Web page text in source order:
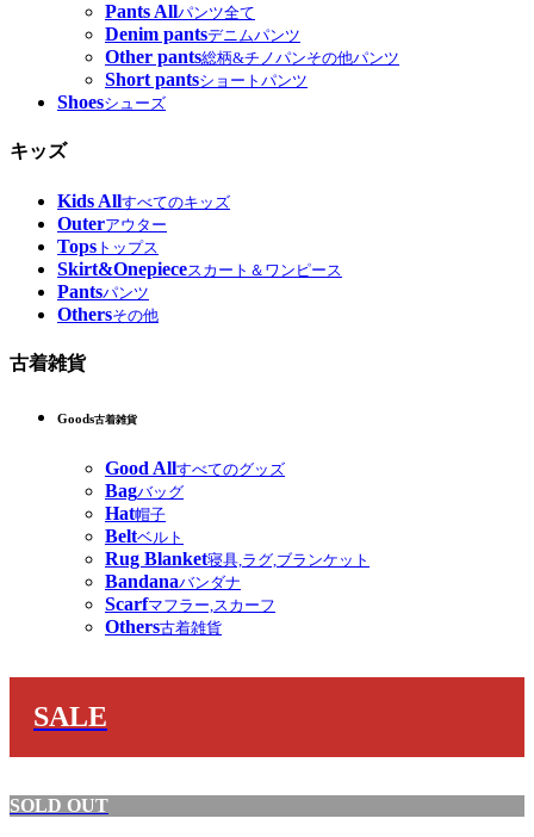
Pants Allパンツ全て
Denim pantsデニムパンツ
Other pants総柄&チノパンその他パンツ
Short pantsショートパンツ
Shoesシューズ
キッズ
Kids Allすべてのキッズ
Outerアウター
Tops トップス
Skirt&Onepieceスカート＆ワンピース
Pantsパンツ
Othersその他
古着雑貨
Goods古着雑貨
Good Allすべてのグッズ
Bagバッグ
Hat帽子
Beltベルト
Rug Blanket寝具,ラグ,ブランケット
Bandanaバンダナ
Scarfマフラー,スカーフ
Others古着雑貨
SALE
SOLD OUT